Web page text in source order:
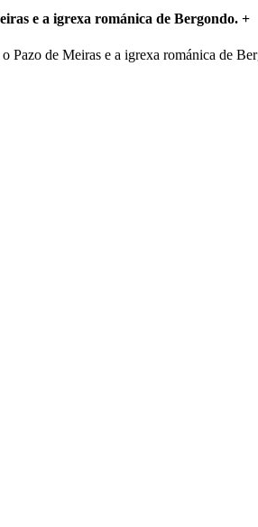
e a igrexa románica de Bergondo. +
Pazo de Meiras e a igrexa románica de